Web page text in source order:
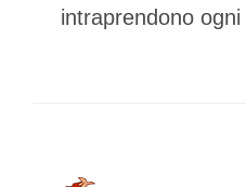
intraprendono